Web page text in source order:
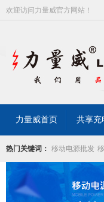
欢迎访问力量威官方网站！
力量威首页 共享充
热门关键词： 移动电源批发